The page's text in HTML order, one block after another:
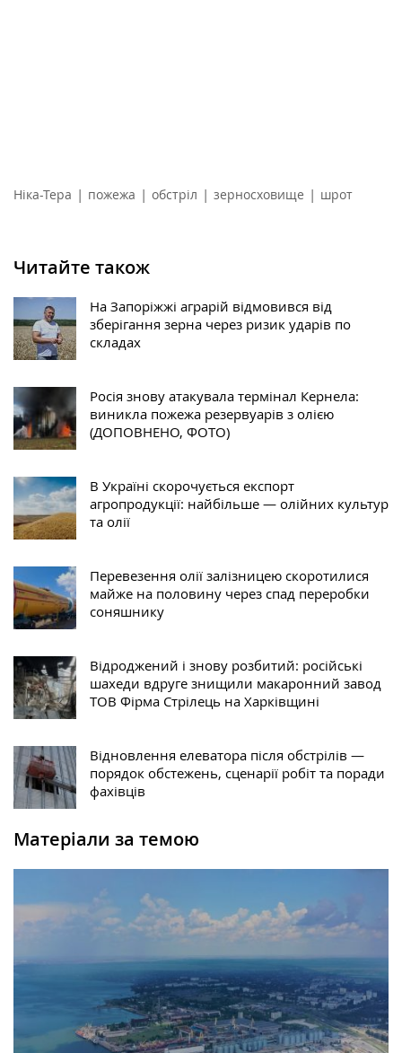
Ніка-Тера | пожежа | обстріл | зерносховище | шрот
Читайте також
На Запоріжжі аграрій відмовився від
зберігання зерна через ризик ударів по
складах
Росія знову атакувала термінал Кернела:
виникла пожежа резервуарів з олією
(ДОПОВНЕНО, ФОТО)
В Україні скорочується експорт
агропродукції: найбільше — олійних культур
та олії
Перевезення олії залізницею скоротилися
майже на половину через спад переробки
соняшнику
Відроджений і знову розбитий: російські
шахеди вдруге знищили макаронний завод
ТОВ Фірма Стрілець на Харківщині
Відновлення елеватора після обстрілів —
порядок обстежень, сценарії робіт та поради
фахівців
Матеріали за темою